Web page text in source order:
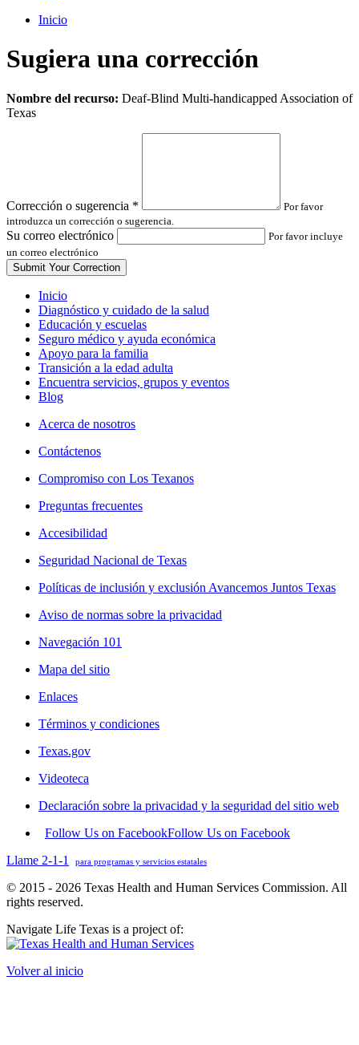
Inicio
Sugiera una corrección
Leave
this
Nombre del recurso: Deaf-Blind Multi-handicapped Association of
Texas
Corrección o sugerencia *
Por favor
introduzca un corrección o sugerencia.
Su correo electrónico
Por favor incluye
un correo electrónico
Inicio
Diagnóstico y cuidado de la salud
Educación y escuelas
Seguro médico y ayuda económica
Apoyo para la familia
Transición a la edad adulta
Encuentra servicios, grupos y eventos
Blog
Acerca de nosotros
Contáctenos
Compromiso con Los Texanos
Preguntas frecuentes
Accesibilidad
Seguridad Nacional de Texas
Políticas de inclusión y exclusión Avancemos Juntos Texas
Aviso de normas sobre la privacidad
Navegación 101
Mapa del sitio
Enlaces
Términos y condiciones
Texas.gov
Videoteca
Declaración sobre la privacidad y la seguridad del sitio web
Follow Us on FacebookFollow Us on Facebook
Llame 2-1-1
para programas y servicios estatales
© 2015 - 2026 Texas Health and Human Services Commission. All
rights reserved.
Navigate Life Texas is a project of:
Volver al inicio